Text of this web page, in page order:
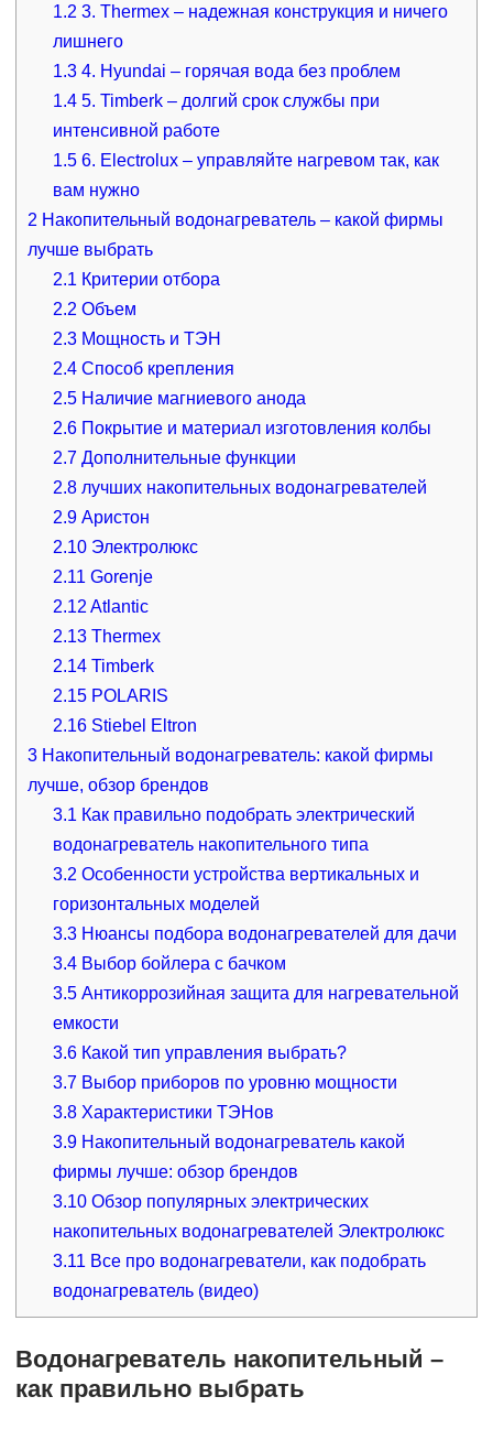
1.2 3. Thermex – надежная конструкция и ничего
лишнего
1.3 4. Hyundai – горячая вода без проблем
1.4 5. Timberk – долгий срок службы при
интенсивной работе
1.5 6. Electrolux – управляйте нагревом так, как
вам нужно
2 Накопительный водонагреватель – какой фирмы
лучше выбрать
2.1 Критерии отбора
2.2 Объем
2.3 Мощность и ТЭН
2.4 Способ крепления
2.5 Наличие магниевого анода
2.6 Покрытие и материал изготовления колбы
2.7 Дополнительные функции
2.8 лучших накопительных водонагревателей
2.9 Аристон
2.10 Электролюкс
2.11 Gorenje
2.12 Atlantic
2.13 Thermex
2.14 Timberk
2.15 POLARIS
2.16 Stiebel Eltron
3Накопительный водонагреватель: какой фирмы
лучше, обзор брендов
3.1 Как правильно подобрать электрический
водонагреватель накопительного типа
3.2 Особенности устройства вертикальных и
горизонтальных моделей
3.3 Нюансы подбора водонагревателей для дачи
3.4 Выбор бойлера с бачком
3.5 Антикоррозийная защита для нагревательной
емкости
3.6 Какой тип управления выбрать?
3.7 Выбор приборов по уровню мощности
3.8 Характеристики ТЭНов
3.9 Накопительный водонагреватель какой
фирмы лучше: обзор брендов
3.10 Обзор популярных электрических
накопительных водонагревателей Электролюкс
3.11 Все про водонагреватели, как подобрать
водонагреватель (видео)
Водонагреватель накопительный –
как правильно выбрать